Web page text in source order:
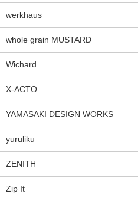
werkhaus
whole grain MUSTARD
Wichard
X-ACTO
YAMASAKI DESIGN WORKS
yuruliku
ZENITH
Zip It